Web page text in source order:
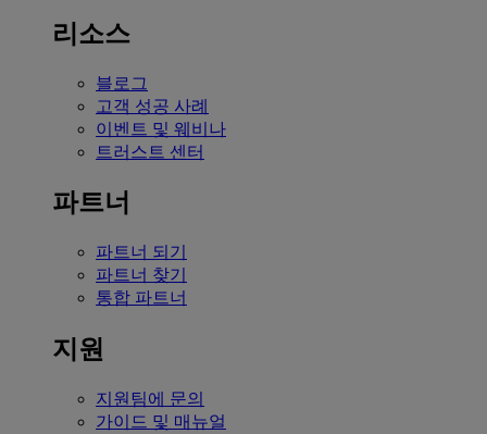
리소스
블로그
고객 성공 사례
이벤트 및 웨비나
트러스트 센터
파트너
파트너 되기
파트너 찾기
통합 파트너
지원
지원팀에 문의
가이드 및 매뉴얼